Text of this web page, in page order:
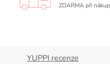
ZDARMA při
YUPPI recenze